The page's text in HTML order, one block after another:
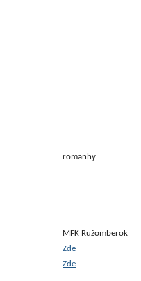
romanhy
MFK Ružomberok
Zde
Zde